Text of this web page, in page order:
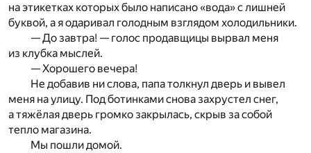
на этикетках которых было написано «вода» с лишней
буквой, а я одаривал голодным взглядом холодильники.
— До завтра! — голос продавщицы вырвал меня
из клубка мыслей.
— Хорошего вечера!
Не добавив ни слова, папа толкнул дверь и вывел
меня на улицу. Под ботинками снова захрустел снег,
а тяжёлая дверь громко закрылась, скрыв за собой
тепло магазина.
Мы пошли домой.